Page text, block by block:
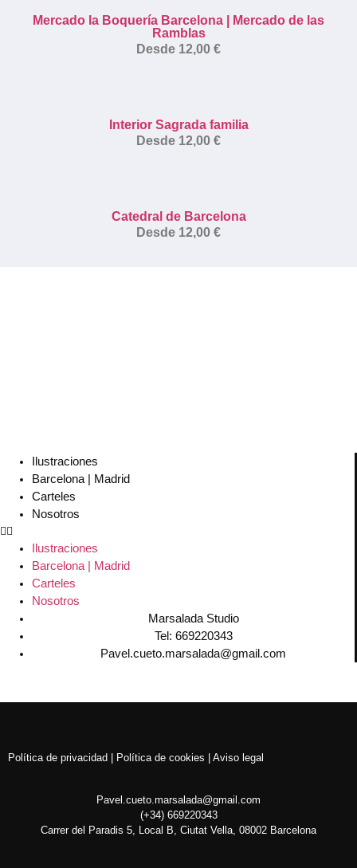
Mercado la Boquería Barcelona | Mercado de las
Ramblas
Desde 12,00 €
Interior Sagrada familia
Desde 12,00 €
Catedral de Barcelona
Desde 12,00 €
Ilustraciones
Barcelona | Madrid
Carteles
Nosotros
Ilustraciones
Barcelona | Madrid
Carteles
Nosotros
Marsalada Studio
Tel: 669220343
Pavel.cueto.marsalada@gmail.com
Política de privacidad | Política de cookies | Aviso legal
Pavel.cueto.marsalada@gmail.com
(+34) 669220343
Carrer del Paradis 5, Local B, Ciutat Vella, 08002 Barcelona